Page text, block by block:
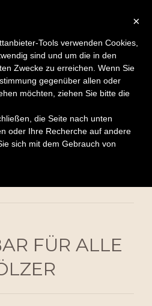
Öl ist nicht nur eine sehr
sondern bietet auch
guten Schutz des Holzes und
gegen das Eindringen von
natürliche Farbe und Wärme
Pflege alle 4-5 Monate
FÜR ALLE
×
Tools verwenden Cookies,
sind und um die in den
Zwecke zu erreichen. Wenn Sie
gegenüber allen oder
möchten, ziehen Sie bitte die
die Seite nach unten
oder Ihre Recherche auf andere
sich mit dem Gebrauch von